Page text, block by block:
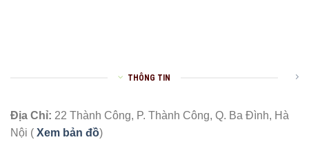
THÔNG TIN
Địa Chỉ: 22 Thành Công, P. Thành Công, Q. Ba Đình, Hà
Nội ( Xem bản đồ)